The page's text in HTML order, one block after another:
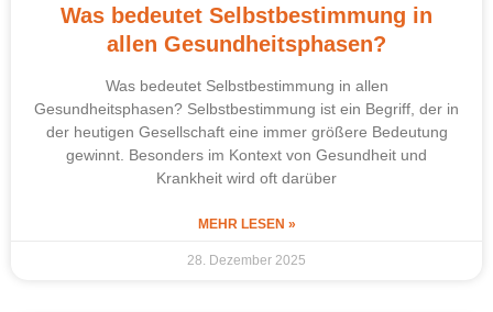
Was bedeutet Selbstbestimmung in
allen Gesundheitsphasen?
Was bedeutet Selbstbestimmung in allen
Gesundheitsphasen? Selbstbestimmung ist ein Begriff, der in
der heutigen Gesellschaft eine immer größere Bedeutung
gewinnt. Besonders im Kontext von Gesundheit und
Krankheit wird oft darüber
MEHR LESEN »
28. Dezember 2025